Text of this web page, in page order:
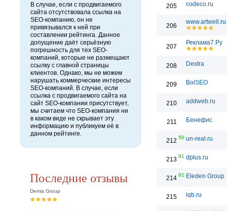
В случае, если с продвигаемого
сайта отсутствовала ссылка на
SEO-компанию, он не
привязывался к ней при
составлении рейтинга. Данное
допущение даёт серьёзную
погрешность для тех SEO-
компаний, которые не размещают
ссылку с главной страницы
клиентов. Однако, мы не можем
нарушать коммерческие интересы
SEO-компаний. В случае, если
ссылка с продвигаемого сайта на
сайт SEO-компании присутствует,
мы считаем что SEO-компания ни
в каком виде не скрывает эту
информацию и публикуем её в
данном рейтинге.
Последние отзывы
Demis Group
205 codeco.ru
206
www.artwell.ru
207
Реклама7.Ру
208 Dextra
209 BolSEO
210 addweb.ru
211 Бенефис
212 50 un-real.ru
213 81 dplus.ru
214 61 Eleden Group
215 iqb.ru